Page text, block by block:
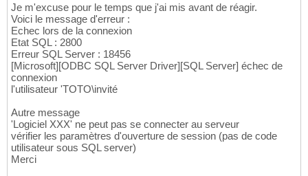
Je m'excuse pour le temps que j'ai mis avant de réagir.
Voici le message d'erreur :
Echec lors de la connexion
Etat SQL : 2800
Erreur SQL Server : 18456
[Microsoft][ODBC SQL Server Driver][SQL Server] échec de
connexion
l'utilisateur 'TOTO\invité
Autre message
'Logiciel XXX' ne peut pas se connecter au serveur
vérifier les paramètres d'ouverture de session (pas de code
utilisateur sous SQL server)
Merci